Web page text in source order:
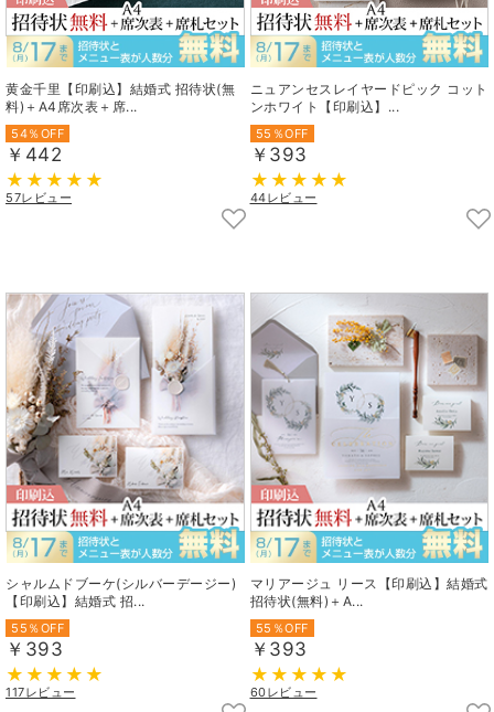
黄金千里【印刷込】結婚式 招待状(無
料)＋A4席次表＋席...
54％OFF
￥442
57レビュー
ニュアンセスレイヤードピック コット
ンホワイト【印刷込】...
55％OFF
￥393
44レビュー
シャルムドブーケ(シルバーデージー)
【印刷込】結婚式 招...
55％OFF
￥393
117レビュー
マリアージュ リース【印刷込】結婚式
招待状(無料)＋A...
55％OFF
￥393
60レビュー